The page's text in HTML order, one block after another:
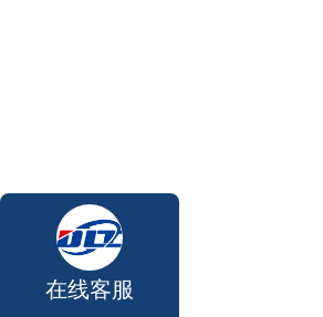
在线客服